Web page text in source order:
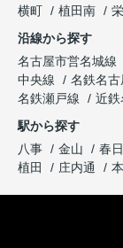
横町
植田南 栄
沿線から探す
名古屋市営名城線
中央線
名鉄名古
名鉄瀬戸線
近鉄
駅から探す
八事
金山 春
植田
庄内通